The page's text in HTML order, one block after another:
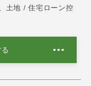
土地 / 住宅ローン控